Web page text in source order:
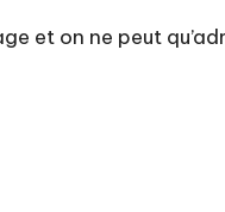
et on ne peut